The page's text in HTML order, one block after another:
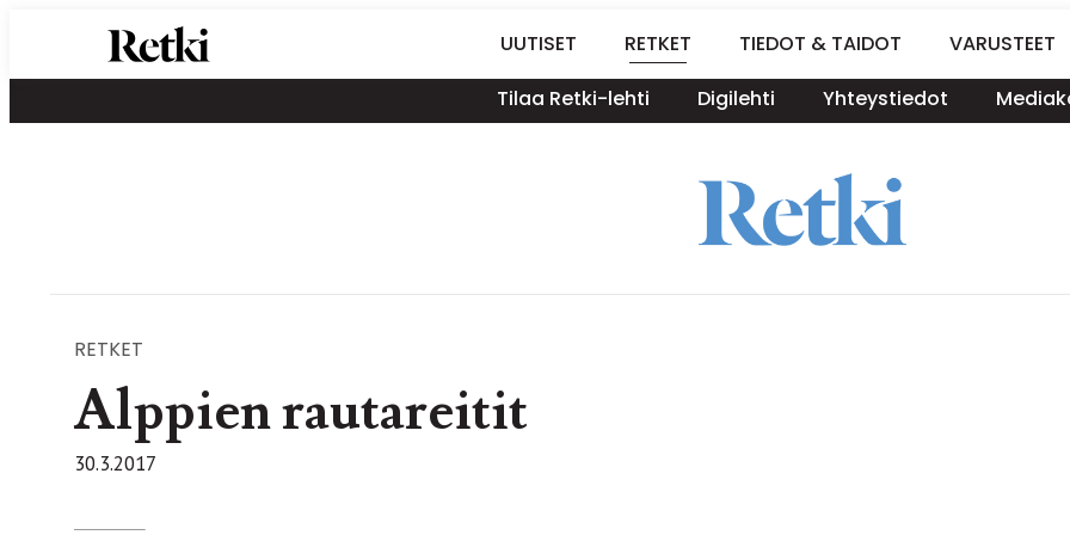
sisältöön
Retki-lehti
Retkeily,
vaellus,
UUTISET RETKET TIEDOT & TAIDOT VARUSTEET
Tilaa Retki-lehti
Digilehti Yhteystiedot
RETKET
Alppien rautareitit
30.3.2017